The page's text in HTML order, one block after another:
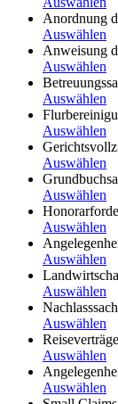
Anordnung
Auswählen
Anweisung
Auswählen
Auswählen
Auswählen
Auswählen
Auswählen
Auswählen
Auswählen
Auswählen
Auswählen
Auswählen
Auswählen